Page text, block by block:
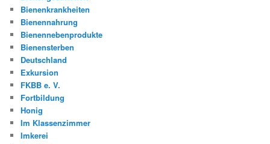
Bienenkrankheiten
Bienennahrung
Bienennebenprodukte
Bienensterben
Deutschland
Exkursion
FKBB e. V.
Fortbildung
Honig
Im Klassenzimmer
Imkerei